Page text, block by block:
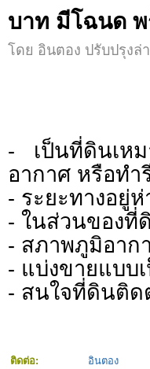
บาท มีโฉนด พ
โดย อินตอง ปรับปรุงล่
- เป็นที่ดินเห
อากาศ หรือทำ
- ระยะทางอยู่
- ในส่วนของ
- สภาพภูมิอาก
- แบ่งขายแบบ
- สนใจที่ดินติด
ติดต่อ: อินตอง